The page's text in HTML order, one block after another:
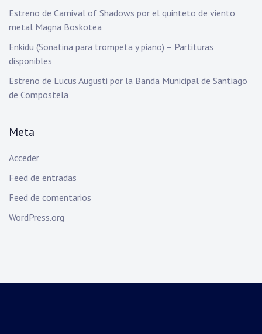
Estreno de Carnival of Shadows por el quinteto de viento
metal Magna Boskotea
Enkidu (Sonatina para trompeta y piano) – Partituras
disponibles
Estreno de Lucus Augusti por la Banda Municipal de Santiago
de Compostela
Meta
Acceder
Feed de entradas
Feed de comentarios
WordPress.org